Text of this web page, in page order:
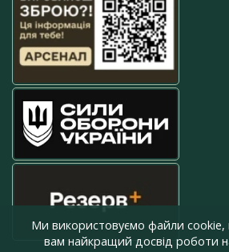
Ми використовуємо файли
вам найкращий досвід роботи